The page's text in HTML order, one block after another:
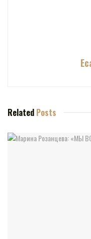
Related Posts